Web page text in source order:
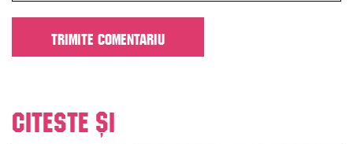
Citeste și